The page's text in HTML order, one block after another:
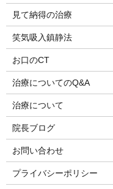
見て納得の治療
笑気吸入鎮静法
お口のCT
治療についてのQ&A
治療について
院長ブログ
お問い合わせ
プライバシーポリシー